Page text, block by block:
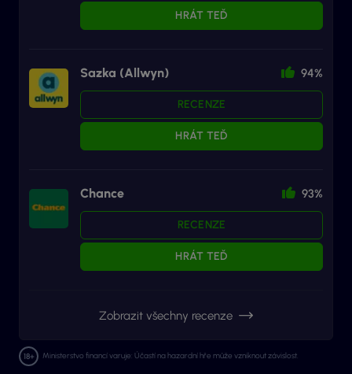
HRÁT TEĎ
Sazka (Allwyn) 94%
RECENZE
HRÁT TEĎ
Chance 93%
RECENZE
HRÁT TEĎ
Zobrazit všechny recenze
Ministerstvo financí varuje: Účastí na hazardní hře může vzniknout závislost.